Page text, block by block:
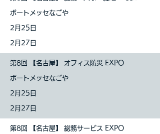
ポートメッセなごや
2月25日
2月27日
第8回 【名古屋】 オフィス防災 EXPO
ポートメッセなごや
2月25日
2月27日
第8回 【名古屋】 総務サービス EXPO